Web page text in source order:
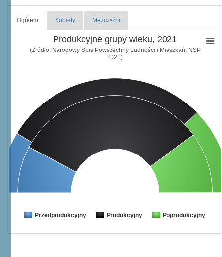
Ogółem Kobiety Mężczyźni
Produkcyjne grupy wieku, 2021
(Źródło: Narodowy Spis Powszechny Ludności i Mieszkań, NSP
2021)
Przedprodukcyjny Produkcyjny Poprodukcyjny